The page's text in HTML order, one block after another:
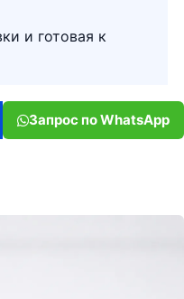
и готовая к
Запрос по WhatsApp